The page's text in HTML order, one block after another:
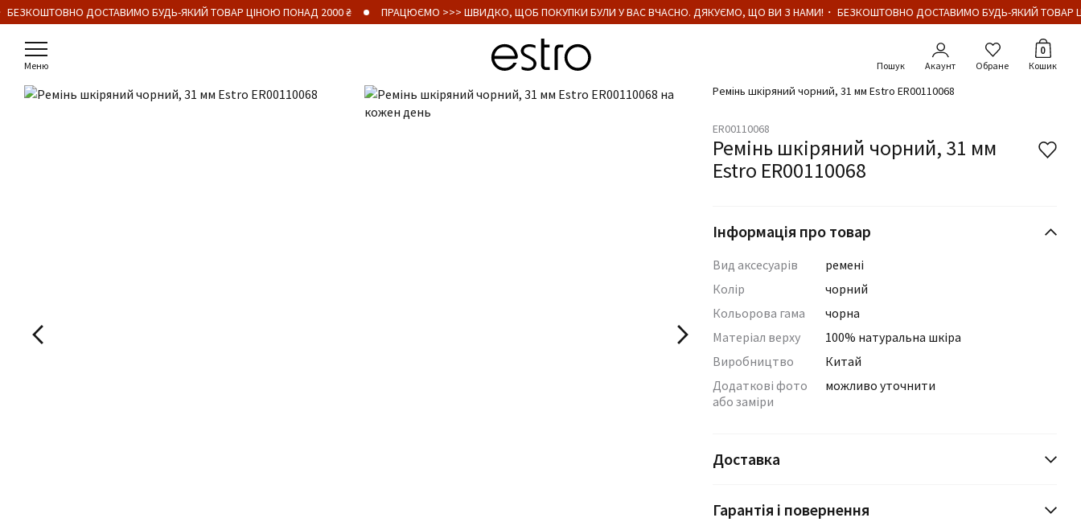
ДОСТАВИМО БУДЬ-ЯКИЙ ТОВАР ЦІНОЮ ПОНАД 2000 ₴ ПРАЦЮЄМО >>> ШВИДКО, ЩОБ ПОКУПКИ БУЛИ У ВАС ВЧАСНО. ДЯКУЄМО, ЩО ВИ З НАМИ!・ БЕЗКОШТОВНО ДОСТАВИМО БУДЬ-ЯКИЙ ТОВАР
Меню Акаунт Обране
0
Кошик
Ремінь шкіряний чорний, 31 мм Estro ER00110068
ER00110068
Ремінь шкіряний чорний, 31 мм
Estro ER00110068
Інформація про товар
Вид аксесуарів
ремені
Колір
чорний
Кольорова гама
чорна
Матеріал верху
100% натуральна шкіра
Виробництво
Китай
Додаткові фото
або заміри
можливо уточнити
Доставка
Гарантія і повернення